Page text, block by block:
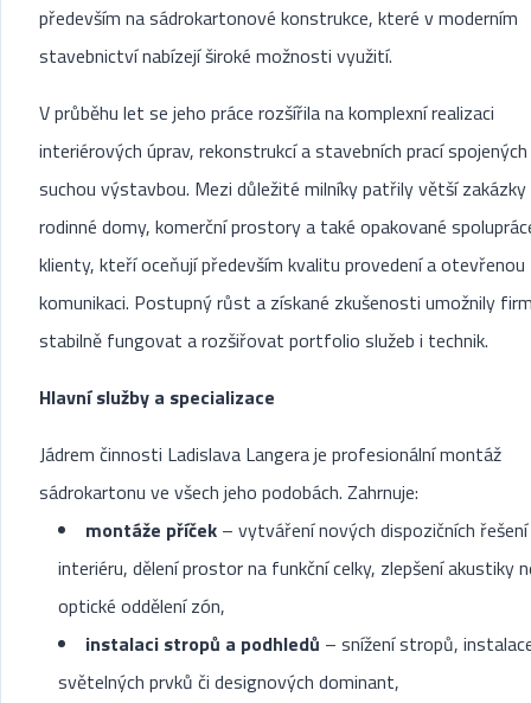
především na sádrokartonové konstrukce, které v moderním
stavebnictví nabízejí široké možnosti využití.
V průběhu let se jeho práce rozšířila na komplexní realizaci
interiérových úprav, rekonstrukcí a stavebních prací
suchou výstavbou. Mezi důležité milníky patřily větší
rodinné domy, komerční prostory a také opakované
klienty, kteří oceňují především kvalitu provedení a otevřenou
komunikaci. Postupný růst a získané zkušenosti umožnily
stabilně fungovat a rozšiřovat portfolio služeb i technik.
Hlavní služby a specializace
Jádrem činnosti Ladislava Langera je profesionální montáž
sádrokartonu ve všech jeho podobách. Zahrnuje:
montáže příček – vytváření nových dispozičních řešení
interiéru, dělení prostor na funkční celky, zlepšení akustiky
optické oddělení zón,
instalaci stropů a podhledů – snížení stropů,
světelných prvků či designových dominant,